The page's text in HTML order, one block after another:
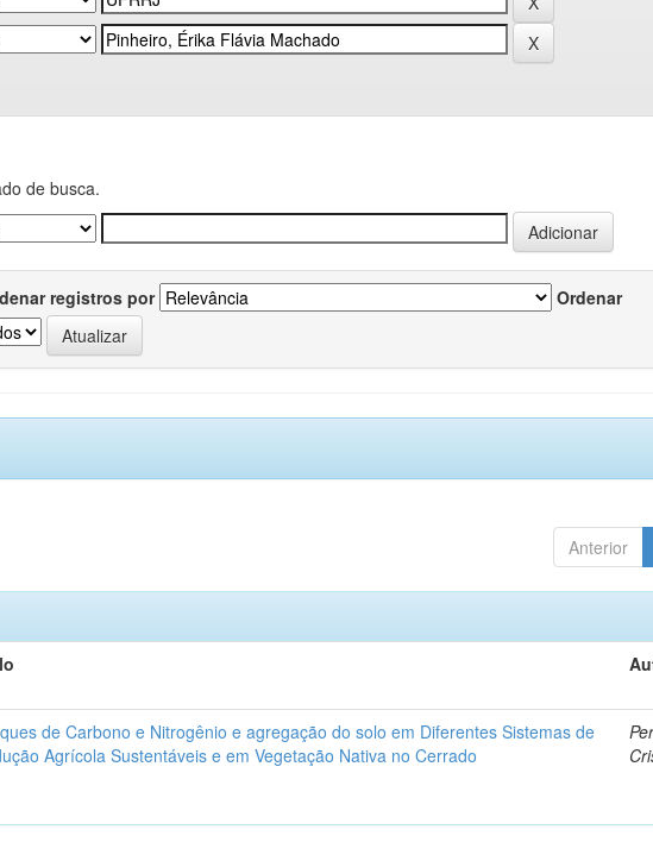
de busca.
registros por
Ordenar
Anterior
de Carbono e Nitrogênio e agregação do solo em Diferentes Sistemas de
Agrícola Sustentáveis e em Vegetação Nativa no Cerrado